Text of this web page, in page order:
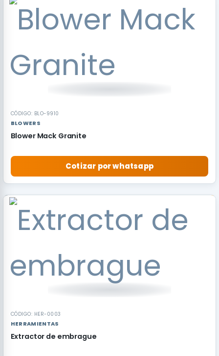
RECOMENDADO
CÓDIGO: BLO-9910
BLOWERS
Blower Mack Granite
Cotizar por whatsapp
RECOMENDADO
CÓDIGO: HER-0003
HERRAMIENTAS
Extractor de embrague